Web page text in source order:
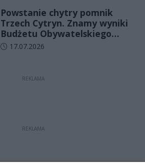
Powstanie chytry pomnik
Trzech Cytryn. Znamy wyniki
Budżetu Obywatelskiego
2027
Data dodania artykułu:
17.07.2026
REKLAMA
REKLAMA